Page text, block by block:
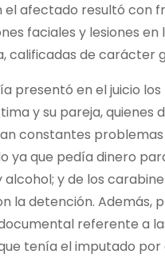
el afectado resultó con
faciales y lesiones en
calificadas de carácter
presentó en el juicio
y su pareja, quienes
constantes
ya que pedía dinero
alcohol; y de los
la detención. Además,
referente a
tenía el imputado por